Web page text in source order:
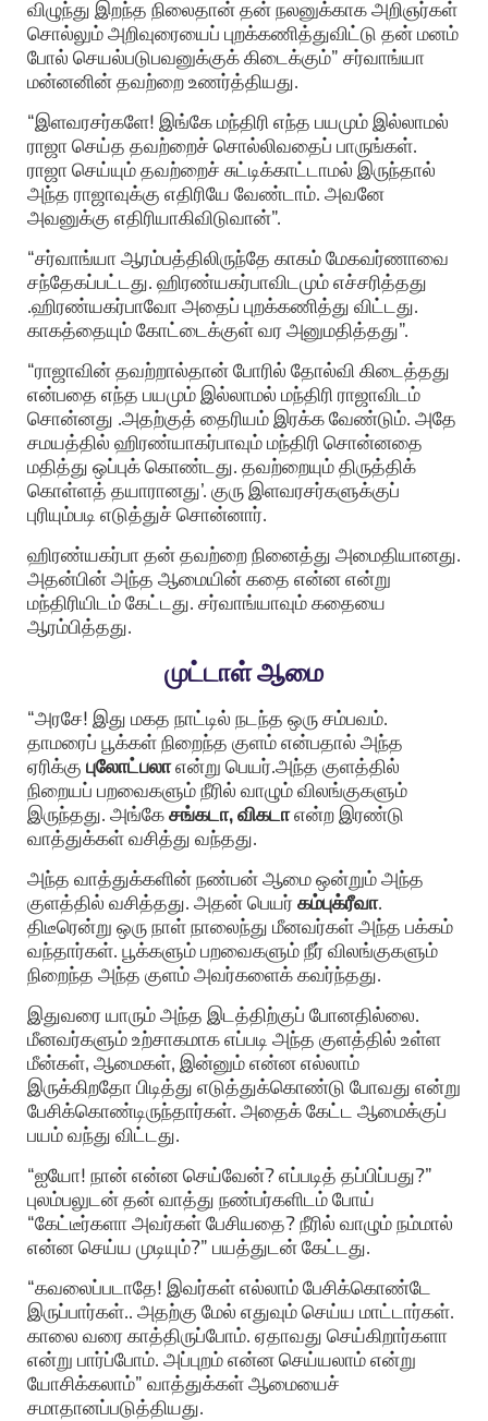
விழுந்து இறந்த நிலைதான் தன் நலனுக்காக அறிஞர்கள்
சொல்லும் அறிவுரையைப் புறக்கணித்துவிட்டு தன் மனம்
போல் செயல்படுபவனுக்குக் கிடைக்கும்” சர்வாங்யா
மன்னனின் தவற்றை உணர்த்தியது.
“இளவரசர்களே! இங்கே மந்திரி எந்த பயமும் இல்லாமல்
ராஜா செய்த தவற்றைச் சொல்லிவதைப் பாருங்கள்.
ராஜா செய்யும் தவற்றைச் சுட்டிக்காட்டாமல் இருந்தால்
அந்த ராஜாவுக்கு எதிரியே வேண்டாம். அவனே
அவனுக்கு எதிரியாகிவிடுவான்”.
“சர்வாங்யா ஆரம்பத்திலிருந்தே காகம் மேகவர்ணாவை
சந்தேகப்பட்டது. ஹிரண்யகர்பாவிடமும் எச்சரித்தது
.ஹிரண்யகர்பாவோ அதைப் புறக்கணித்து விட்டது.
காகத்தையும் கோட்டைக்குள் வர அனுமதித்தது”.
“ராஜாவின் தவற்றால்தான் போரில் தோல்வி கிடைத்தது
என்பதை எந்த பயமும் இல்லாமல் மந்திரி ராஜாவிடம்
சொன்னது .அதற்குத் தைரியம் இரக்க வேண்டும். அதே
சமயத்தில் ஹிரண்யாகர்பாவும் மந்திரி சொன்னதை
மதித்து ஒப்புக் கொண்டது. தவற்றையும் திருத்திக்
கொள்ளத் தயாரானது’. குரு இளவரசர்களுக்குப்
புரியும்படி எடுத்துச் சொன்னார்.
ஹிரண்யகர்பா தன் தவற்றை நினைத்து அமைதியானது.
அதன்பின் அந்த ஆமையின் கதை என்ன என்று
மந்திரியிடம் கேட்டது. சர்வாங்யாவும் கதையை
ஆரம்பித்தது.
முட்டாள் ஆமை
“அரசே! இது மகத நாட்டில் நடந்த ஒரு சம்பவம்.
தாமரைப் பூக்கள் நிறைந்த குளம் என்பதால் அந்த
ஏரிக்கு புலோட்பலாஎன்று பெயர்.அந்த குளத்தில்
நிறையப் பறவைகளும் நீரில் வாழும் விலங்குகளும்
இருந்தது. அங்கேசங்கடா, விகடாஎன்ற இரண்டு
வாத்துக்கள் வசித்து வந்தது.
அந்த வாத்துக்களின் நண்பன் ஆமை ஒன்றும் அந்த
குளத்தில் வசித்தது. அதன் பெயர்கம்புக்ரீவா.
திடீரென்று ஒரு நாள் நாலைந்து மீனவர்கள் அந்த பக்கம்
வந்தார்கள். பூக்களும் பறவைகளும் நீர் விலங்குகளும்
நிறைந்த அந்த குளம் அவர்களைக் கவர்ந்தது.
இதுவரை யாரும் அந்த இடத்திற்குப் போனதில்லை.
மீனவர்களும் உற்சாகமாக எப்படி அந்த குளத்தில் உள்ள
மீன்கள், ஆமைகள், இன்னும் என்ன எல்லாம்
இருக்கிறதோ பிடித்து எடுத்துக்கொண்டு போவது என்று
பேசிக்கொண்டிருந்தார்கள். அதைக் கேட்ட ஆமைக்குப்
பயம் வந்து விட்டது.
“ஐயோ! நான் என்ன செய்வேன்? எப்படித் தப்பிப்பது?”
புலம்பலுடன் தன் வாத்து நண்பர்களிடம் போய்
“கேட்டீர்களா அவர்கள் பேசியதை? நீரில் வாழும் நம்மால்
என்ன செய்ய முடியும்?” பயத்துடன் கேட்டது.
“கவலைப்படாதே! இவர்கள் எல்லாம் பேசிக்கொண்டே
இருப்பார்கள்.. அதற்கு மேல் எதுவும் செய்ய மாட்டார்கள்.
காலை வரை காத்திருப்போம். ஏதாவது செய்கிறார்களா
என்று பார்ப்போம். அப்புறம் என்ன செய்யலாம் என்று
யோசிக்கலாம்” வாத்துக்கள் ஆமையைச்
சமாதானப்படுத்தியது.